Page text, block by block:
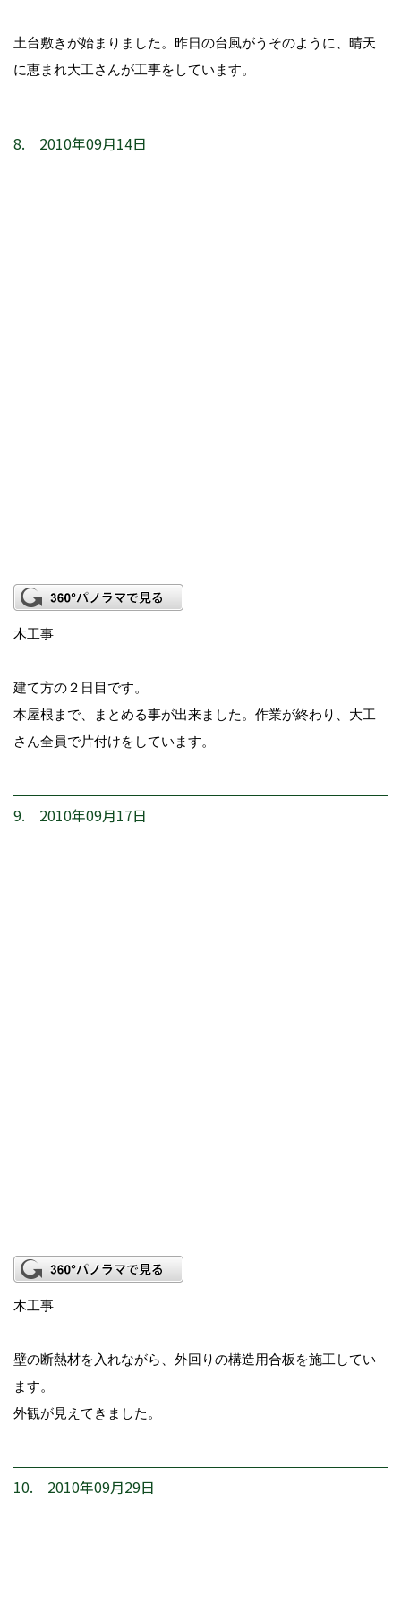
土台敷きが始まりました。昨日の台風がうそのように、晴天
に恵まれ大工さんが工事をしています。
8. 2010年09月14日
木工事
建て方の２日目です。
本屋根まで、まとめる事が出来ました。作業が終わり、大工
さん全員で片付けをしています。
9. 2010年09月17日
木工事
壁の断熱材を入れながら、外回りの構造用合板を施工してい
ます。
外観が見えてきました。
10. 2010年09月29日